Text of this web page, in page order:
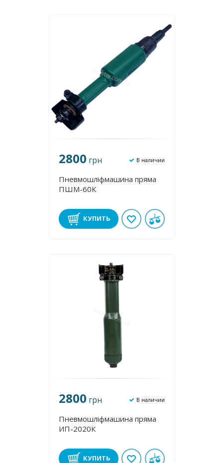
2800 грн В наличии
Пневмошліфмашина пряма
ПШМ-60К
КУПИТЬ
2800 грн В наличии
Пневмошліфмашина пряма
ИП-2020К
КУПИТЬ